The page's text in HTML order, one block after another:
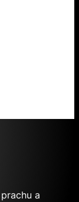
a